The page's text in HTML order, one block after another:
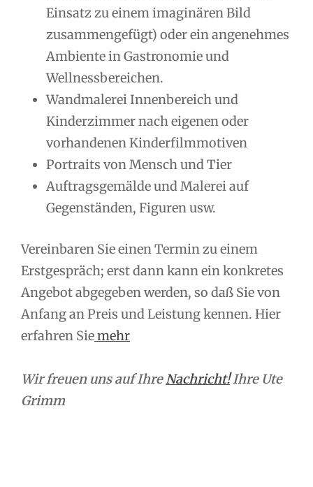
Einsatz zu einem imaginären Bild
zusammengefügt) oder ein angenehmes
Ambiente in Gastronomie und
Wellnessbereichen.
Wandmalerei Innenbereich und
Kinderzimmer nach eigenen oder
vorhandenen Kinderfilmmotiven
Portraits von Mensch und Tier
Auftragsgemälde und Malerei auf
Gegenständen, Figuren usw.
Vereinbaren Sie einen Termin zu einem
Erstgespräch; erst dann kann ein konkretes
Angebot abgegeben werden, so daß Sie von
Anfang an Preis und Leistung kennen. Hier
erfahren Siemehr
Wir freuen uns auf IhreNachricht!Ihre Ute
Grimm